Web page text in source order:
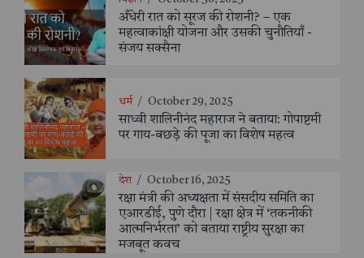
अँधेरी रात को सूरज की रोशनी? – एक
महत्वाकांक्षी योजना और उसकी चुनौतियाँ -
संजय सक्सैना
धर्म / October 29, 2025
साध्वी शालिनीनंद महाराज ने बताया: गोपाष्टमी
पर गाय-बछड़े की पूजा का विशेष महत्व
देश / October 16, 2025
रक्षा मंत्री की अध्यक्षता में संसदीय समिति का
एआरडीई, पुणे दौरा | रक्षा क्षेत्र में ‘तकनीकी
आत्मनिर्भरता’ को बताया राष्ट्रीय सुरक्षा का
मजबूत कवच